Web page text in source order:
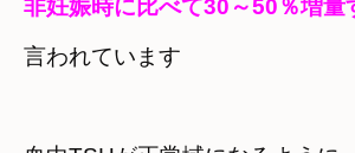
言われています